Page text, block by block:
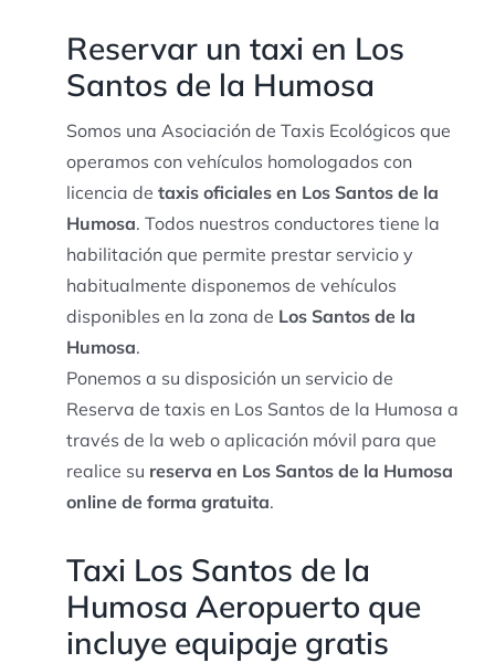
Reservar un taxi en Los
Santos de la Humosa
Somos una Asociación de Taxis Ecológicos que
operamos con vehículos homologados con
licencia de taxis oficiales en Los Santos de la
Humosa. Todos nuestros conductores tiene la
habilitación que permite prestar servicio y
habitualmente disponemos de vehículos
disponibles en la zona de Los Santos de la
Humosa.
Ponemos a su disposición un servicio de
Reserva de taxis en Los Santos de la Humosa a
través de la web o aplicación móvil para que
realice su reserva en Los Santos de la Humosa
online de forma gratuita.
Taxi Los Santos de la
Humosa Aeropuerto que
incluye equipaje gratis